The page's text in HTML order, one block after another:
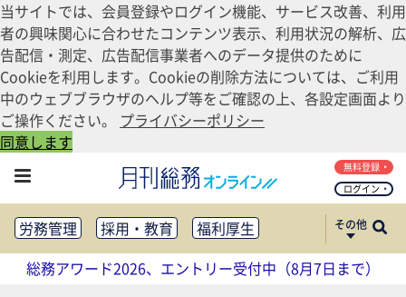
当サイトでは、会員登録やログイン機能、サービス改善、利用
者の興味関心に合わせたコンテンツ表示、利用状況の解析、広
告配信・測定、広告配信事業者へのデータ提供のために
Cookieを利用します。Cookieの削除方法については、ご利用
中のウェブブラウザのヘルプ等をご確認の上、各設定画面より
ご操作ください。 プライバシーポリシー
同意します
ログイン
無料登録
労務管理 採用・教育
福利厚生
健康経営
働き方改革
法務・コンプライアンス
その他
総務アワード2026、エントリー受付中（8月7日まで）